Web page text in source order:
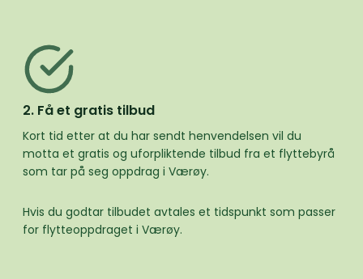
2. Få et gratis tilbud
Kort tid etter at du har sendt henvendelsen vil du
motta et gratis og uforpliktende tilbud fra et flyttebyrå
som tar på seg oppdrag i Værøy.
Hvis du godtar tilbudet avtales et tidspunkt som passer
for flytteoppdraget i Værøy.